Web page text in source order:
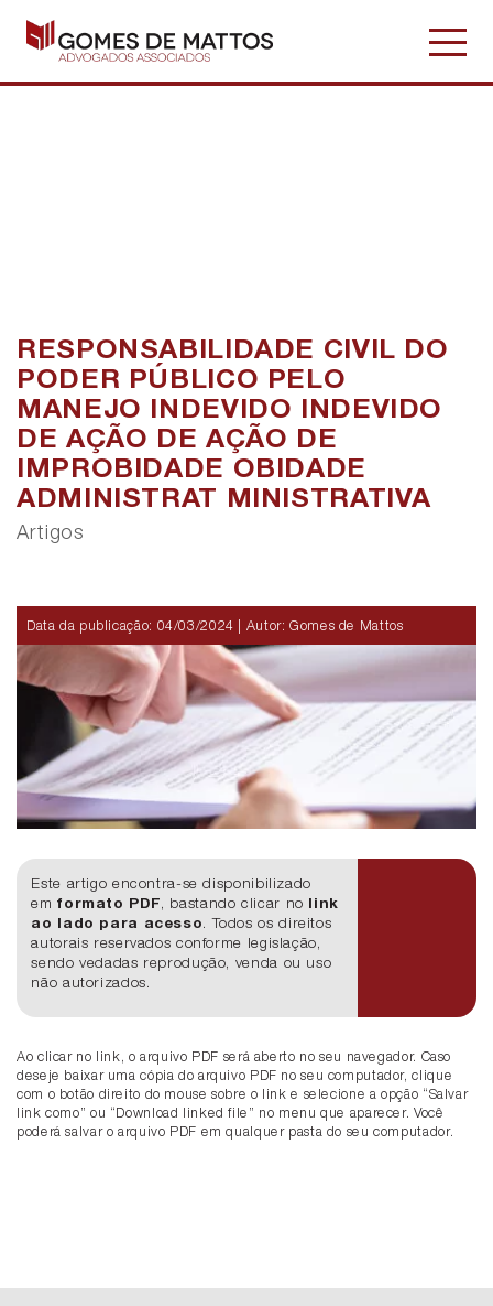
RESPONSABILIDADE CIVIL DO
PODER PÚBLICO PELO
MANEJO INDEVIDO INDEVIDO
DE AÇÃO DE AÇÃO DE
IMPROBIDADE OBIDADE
ADMINISTRAT MINISTRATIVA
Artigos
Data da publicação: 04/03/2024 | Autor: Gomes de Mattos
Este artigo encontra-se disponibilizado
emformato PDF, bastando clicar no link
ao lado para acesso. Todos os direitos
autorais reservados conforme legislação,
sendo vedadas reprodução, venda ou uso
não autorizados.
Ao clicar no link, o arquivo PDF será aberto no seu navegador. Caso
deseje baixar uma cópia do arquivo PDF no seu computador, clique
com o botão direito do mouse sobre o link e selecione a opção “Salvar
link como” ou “Download linked file” no menu que aparecer. Você
poderá salvar o arquivo PDF em qualquer pasta do seu computador.